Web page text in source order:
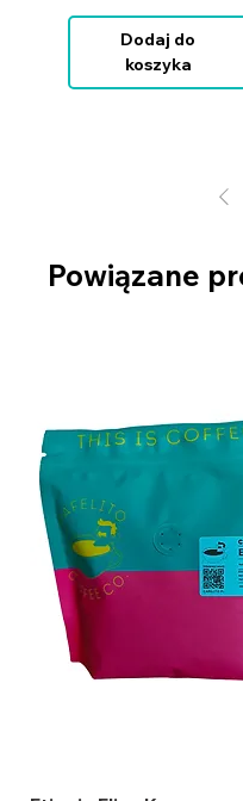
Dodaj do
koszyka
Powiązane